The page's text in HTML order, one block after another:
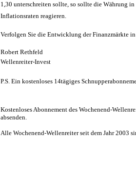
1,30 unterschreiten sollte, so sollte die Währung
Inflationsraten reagieren.
Verfolgen Sie die Entwicklung der Finanzmärkte
Robert Rethfeld
Wellenreiter-Invest
P.S. Ein kostenloses 14tägiges
KostenlosesAbonnement des Wochenend-
absenden.
Alle Wochenend-Wellenreiter seit dem Jahr 2003